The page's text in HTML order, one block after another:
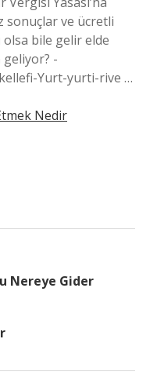
sonuçlar ve ücretli
bile gelir elde
-
Yurt-yurti-rive …
Nedir
Nereye Gider